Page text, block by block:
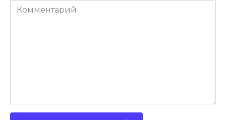
Комментарий